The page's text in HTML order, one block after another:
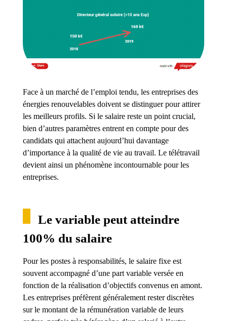
Face à un marché de l’emploi tendu, les entreprises des
énergies renouvelables doivent se distinguer pour attirer
les meilleurs profils. Si le salaire reste un point crucial,
bien d’autres paramètres entrent en compte pour des
candidats qui attachent aujourd’hui davantage
d’importance à la qualité de vie au travail. Le télétravail
devient ainsi un phénomène incontournable pour les
entreprises.
Le variable peut atteindre
100% du salaire
Pour les postes à responsabilités, le salaire fixe est
souvent accompagné d’une part variable versée en
fonction de la réalisation d’objectifs convenus en amont.
Les entreprises préfèrent généralement rester discrètes
sur le montant de la rémunération variable de leurs